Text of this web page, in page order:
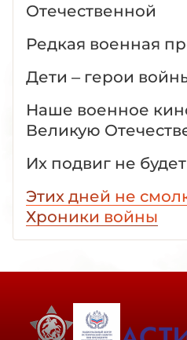
Отечественной
Редкая военная
Дети – герои
Наше военное
Великую
Их подвиг не
Этих дней не
Хроники войны